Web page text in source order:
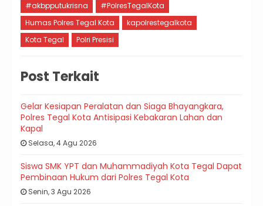
#akbpputukrisna
#PolresTegalKota
Humas Polres Tegal Kota
kapolrestegalkota
Kota Tegal
Polri Presisi
Post Terkait
Gelar Kesiapan Peralatan dan Siaga Bhayangkara,
Polres Tegal Kota Antisipasi Kebakaran Lahan dan
Kapal
Selasa, 4 Agu 2026
Siswa SMK YPT dan Muhammadiyah Kota Tegal Dapat
Pembinaan Hukum dari Polres Tegal Kota
Senin, 3 Agu 2026